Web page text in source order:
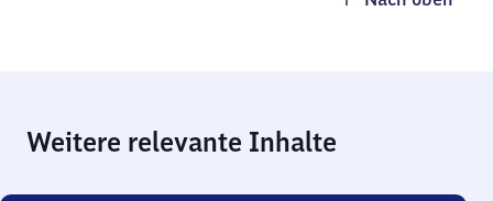
Weitere relevante Inhalte